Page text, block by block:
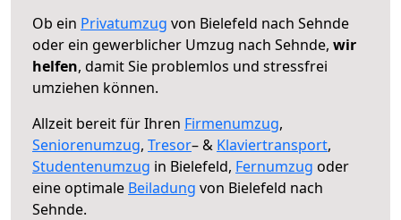
Ob ein Privatumzug von Bielefeld nach Sehnde
oder ein gewerblicher Umzug nach Sehnde, wir
helfen, damit Sie problemlos und stressfrei
umziehen können.
Allzeit bereit für Ihren Firmenumzug,
Seniorenumzug, Tresor– & Klaviertransport,
Studentenumzug in Bielefeld, Fernumzug oder
eine optimale Beiladung von Bielefeld nach
Sehnde.